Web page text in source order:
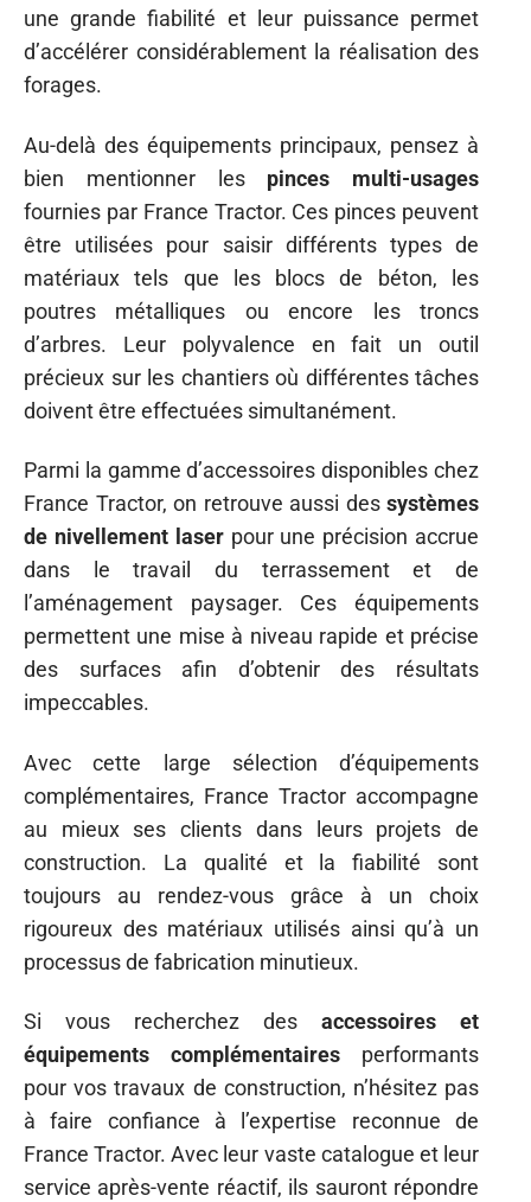
une grande fiabilité et leur puissance permet
d’accélérer considérablement la réalisation des
forages.
Au-delà des équipements principaux, pensez à
bien mentionner les pinces multi-usages
fournies par France Tractor. Ces pinces peuvent
être utilisées pour saisir différents types de
matériaux tels que les blocs de béton, les
poutres métalliques ou encore les troncs
d’arbres. Leur polyvalence en fait un outil
précieux sur les chantiers où différentes tâches
doivent être effectuées simultanément.
Parmi la gamme d’accessoires disponibles chez
France Tractor, on retrouve aussi des systèmes
de nivellement laserpour une précision accrue
dans le travail du terrassement et de
l’aménagement paysager. Ces équipements
permettent une mise à niveau rapide et précise
des surfaces afin d’obtenir des résultats
impeccables.
Avec cette large sélection d’équipements
complémentaires, France Tractor accompagne
au mieux ses clients dans leurs projets de
construction. La qualité et la fiabilité sont
toujours au rendez-vous grâce à un choix
rigoureux des matériaux utilisés ainsi qu’à un
processus de fabrication minutieux.
Si vous recherchez des accessoires et
équipements complémentaires performants
pour vos travaux de construction, n’hésitez pas
à faire confiance à l’expertise reconnue de
France Tractor. Avec leur vaste catalogue et leur
service après-vente réactif, ils sauront répondre